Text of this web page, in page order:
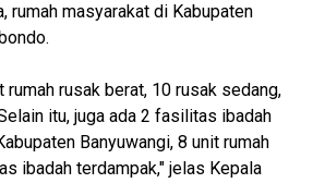
rumah masyarakat di Kabupaten
rumah rusak berat, 10 rusak sedang,
itu, juga ada 2 fasilitas ibadah
Banyuwangi, 8 unit rumah
ibadah terdampak," jelas Kepala